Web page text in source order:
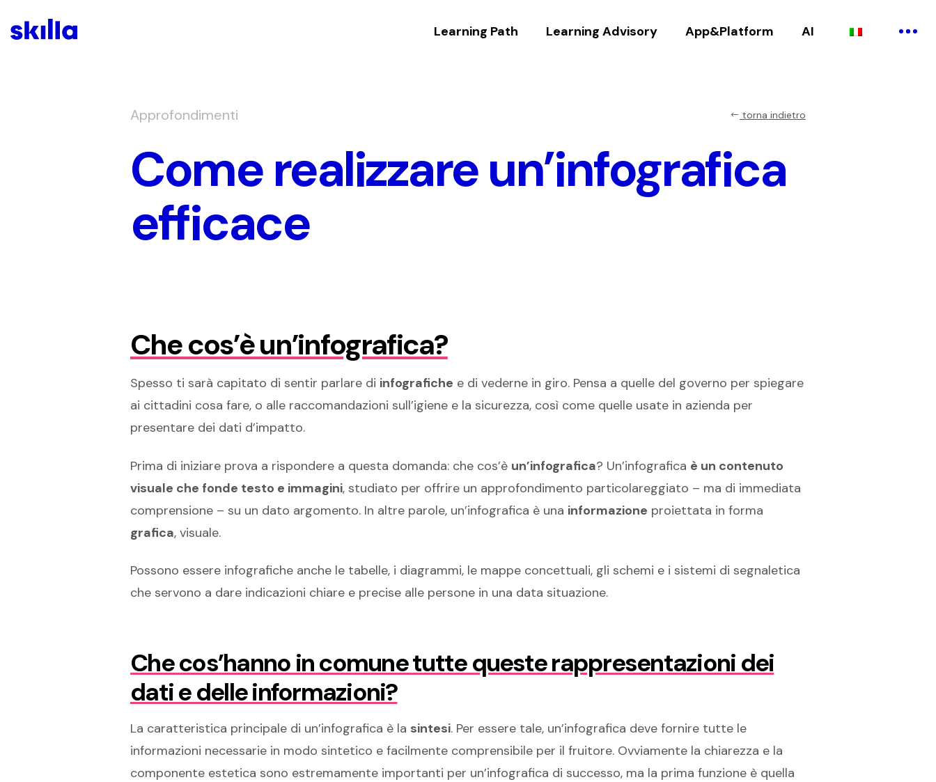
Learning Path Learning Advisory App&Platform AI
Approfondimenti torna indietro
Come realizzare un’infografica
efficace
Che cos’è un’infografica?
Spesso ti sarà capitato di sentir parlare di infografiche e di vederne in giro. Pensa a quelle del governo per spiegare
ai cittadini cosa fare, o alle raccomandazioni sull’igiene e la sicurezza, così come quelle usate in azienda per
presentare dei dati d’impatto.
Prima di iniziare prova a rispondere a questa domanda: che cos’è un’infografica? Un’infografica è un contenuto
visuale che fonde testo e immagini, studiato per offrire un approfondimento particolareggiato – ma di immediata
comprensione – su un dato argomento. In altre parole, un’infografica è una informazione proiettata in forma
grafica, visuale.
Possono essere infografiche anche le tabelle, i diagrammi, le mappe concettuali, gli schemi e i sistemi di segnaletica
che servono a dare indicazioni chiare e precise alle persone in una data situazione.
Che cos’hanno in comune tutte queste rappresentazioni dei
dati e delle informazioni?
La caratteristica principale di un’infografica è la sintesi. Per essere tale, un’infografica deve fornire tutte le
informazioni necessarie in modo sintetico e facilmente comprensibile per il fruitore. Ovviamente la chiarezza e la
componente estetica sono estremamente importanti per un’infografica di successo, ma la prima funzione è quella